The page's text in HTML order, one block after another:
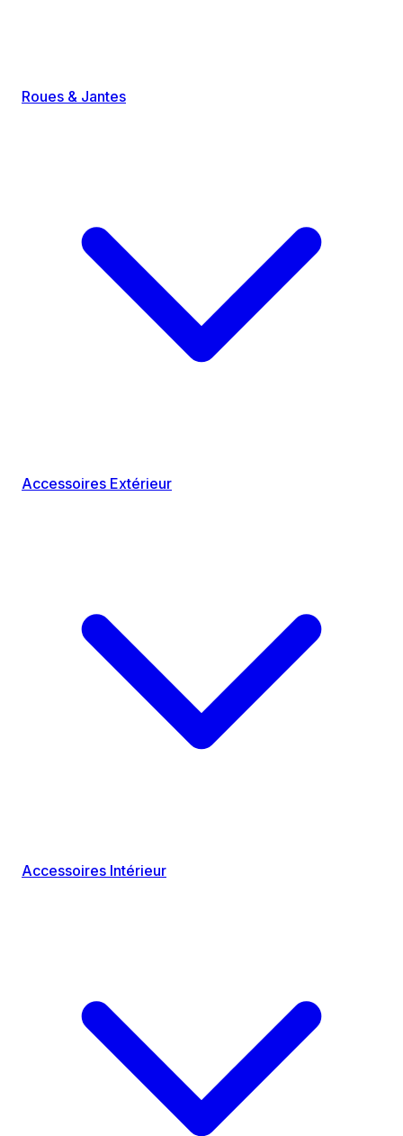
Roues & Jantes
Accessoires Extérieur
Accessoires Intérieur